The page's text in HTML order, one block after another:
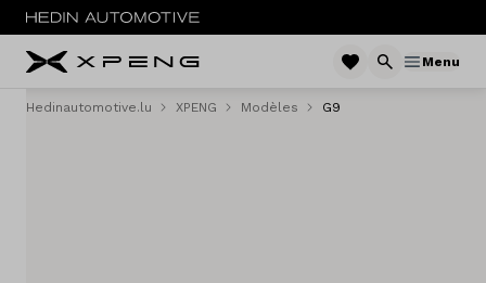
Menu
Menu
Hedinautomotive.lu XPENG Modèles G9